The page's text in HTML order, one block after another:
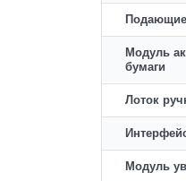
Модуль
бумаги
Лоток
Модуль